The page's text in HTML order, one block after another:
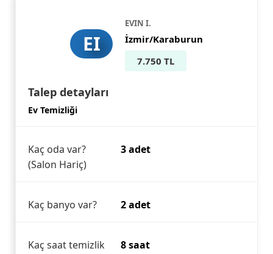
EI
EVIN I.
İzmir/Karaburun
7.750 TL
Talep detayları
Ev Temizliği
Kaç oda var?
(Salon Hariç)
3 adet
Kaç banyo var? 2 adet
Kaç saat temizlik
8 saat